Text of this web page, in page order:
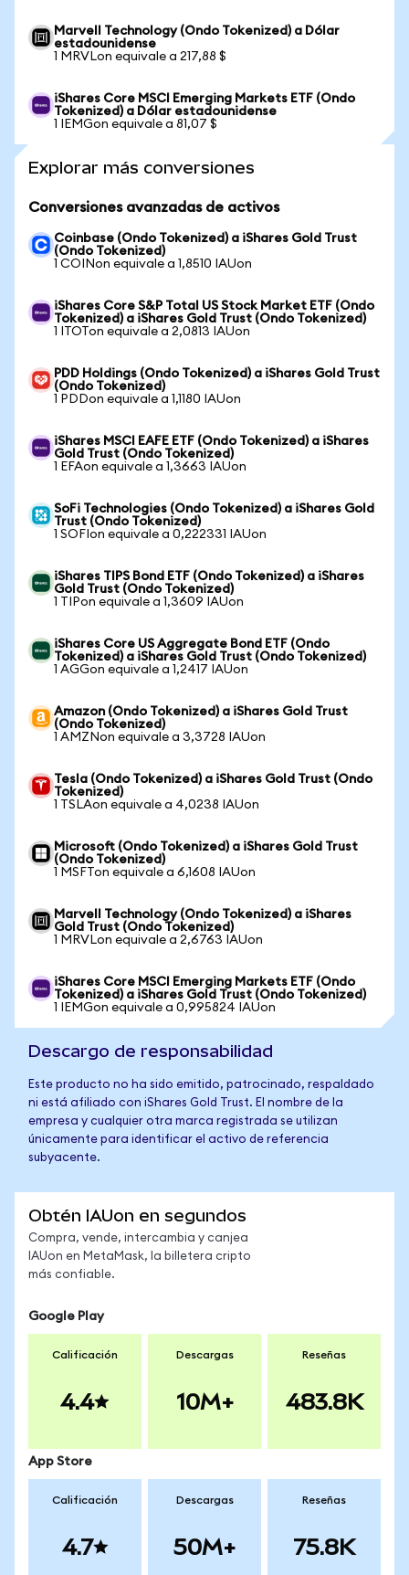
Marvell Technology (Ondo Tokenized) a Dólar
estadounidense
1 MRVLon equivale a 217,88 $
iShares Core MSCI Emerging Markets ETF (Ondo
Tokenized) a Dólar estadounidense
1 IEMGon equivale a 81,07 $
Explorar más conversiones
Conversiones avanzadas de activos
Coinbase (Ondo Tokenized) a iShares Gold Trust
(Ondo Tokenized)
1 COINon equivale a 1,8510 IAUon
iShares Core S&P Total US Stock Market ETF (Ondo
Tokenized) a iShares Gold Trust (Ondo Tokenized)
1 ITOTon equivale a 2,0813 IAUon
PDD Holdings (Ondo Tokenized) a iShares Gold Trust
(Ondo Tokenized)
1 PDDon equivale a 1,1180 IAUon
iShares MSCI EAFE ETF (Ondo Tokenized) a iShares
Gold Trust (Ondo Tokenized)
1 EFAon equivale a 1,3663 IAUon
SoFi Technologies (Ondo Tokenized) a iShares Gold
Trust (Ondo Tokenized)
1 SOFIon equivale a 0,222331 IAUon
iShares TIPS Bond ETF (Ondo Tokenized) a iShares
Gold Trust (Ondo Tokenized)
1 TIPon equivale a 1,3609 IAUon
iShares Core US Aggregate Bond ETF (Ondo
Tokenized) a iShares Gold Trust (Ondo Tokenized)
1 AGGon equivale a 1,2417 IAUon
Amazon (Ondo Tokenized) a iShares Gold Trust
(Ondo Tokenized)
1 AMZNon equivale a 3,3728 IAUon
Tesla (Ondo Tokenized) a iShares Gold Trust (Ondo
Tokenized)
1 TSLAon equivale a 4,0238 IAUon
Microsoft (Ondo Tokenized) a iShares Gold Trust
(Ondo Tokenized)
1 MSFTon equivale a 6,1608 IAUon
Marvell Technology (Ondo Tokenized) a iShares
Gold Trust (Ondo Tokenized)
1 MRVLon equivale a 2,6763 IAUon
iShares Core MSCI Emerging Markets ETF (Ondo
Tokenized) a iShares Gold Trust (Ondo Tokenized)
1 IEMGon equivale a 0,995824 IAUon
Descargo de responsabilidad
Este producto no ha sido emitido, patrocinado, respaldado
ni está afiliado con iShares Gold Trust. El nombre de la
empresa y cualquier otra marca registrada se utilizan
únicamente para identificar el activo de referencia
subyacente.
Obtén IAUon en segundos
Compra, vende, intercambia y canjea
IAUon en MetaMask, la billetera cripto
más confiable.
Google Play
Calificación
4.4
Descargas
10M+
Reseñas
483.8K
App Store
Calificación
4.7
Descargas
50M+
Reseñas
75.8K